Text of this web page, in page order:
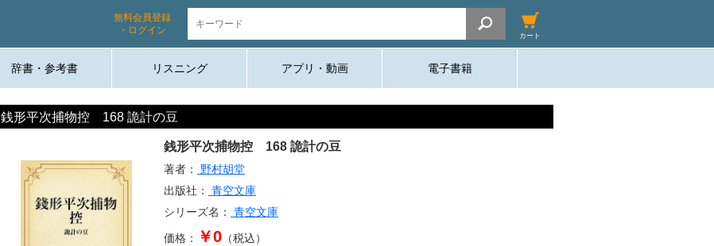
無料会員登録
・ログイン
カート
辞書・参考書 リスニング アプリ・動画 電子書籍
銭形平次捕物控 168 詭計の豆
銭形平次捕物控 168 詭計の豆
著者：
野村胡堂
出版社：
青空文庫
シリーズ名：
青空文庫
価格： ￥0 （税込）